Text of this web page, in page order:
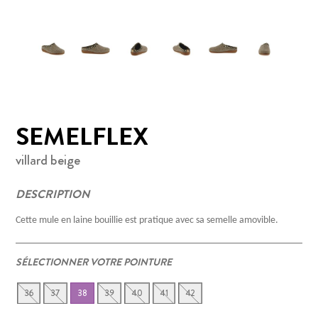
SEMELFLEX
villard beige
DESCRIPTION
Cette mule en laine bouillie est pratique avec sa semelle amovible.
SÉLECTIONNER VOTRE POINTURE
36 37 38 39 40 41 42